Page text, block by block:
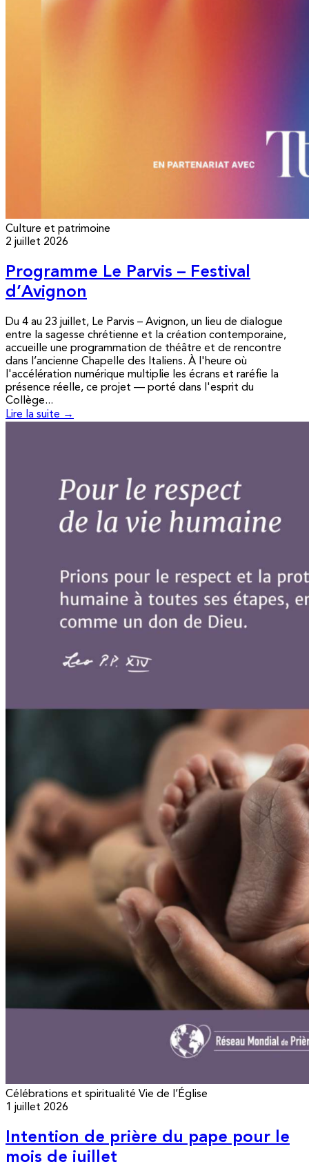
Culture et patrimoine
2 juillet 2026
Programme Le Parvis – Festival
d’Avignon
Du 4 au 23 juillet, Le Parvis – Avignon, un lieu de dialogue
entre la sagesse chrétienne et la création contemporaine,
accueille une programmation de théâtre et de rencontre
dans l’ancienne Chapelle des Italiens. À l'heure où
l'accélération numérique multiplie les écrans et raréfie la
présence réelle, ce projet — porté dans l'esprit du
Collège...
Lire la suite →
Célébrations et spiritualité Vie de l’Église
1 juillet 2026
Intention de prière du pape pour le
mois de juillet